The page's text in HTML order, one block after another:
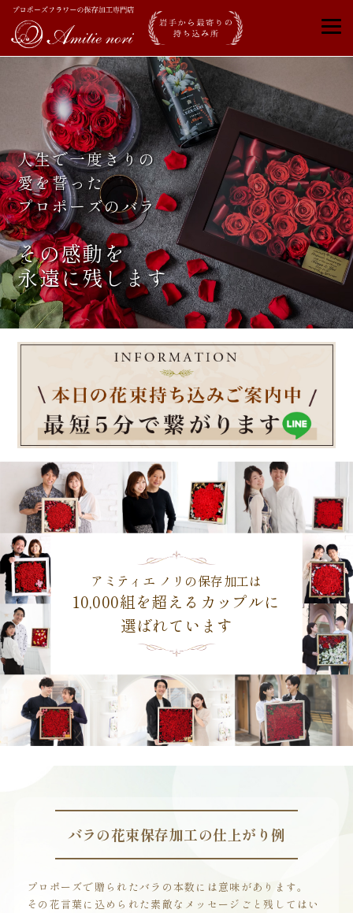
人生で一度きりの
愛を誓った
プロポーズのバラ
その感動を
永遠に残します
アミティエ ノリの保存加工は
10,000組を超えるカップルに
選ばれています
バラの花束保存加工の仕上がり例
プロポーズで贈られたバラの本数には意味があります。
その花言葉に込められた素敵なメッセージごと残してはい